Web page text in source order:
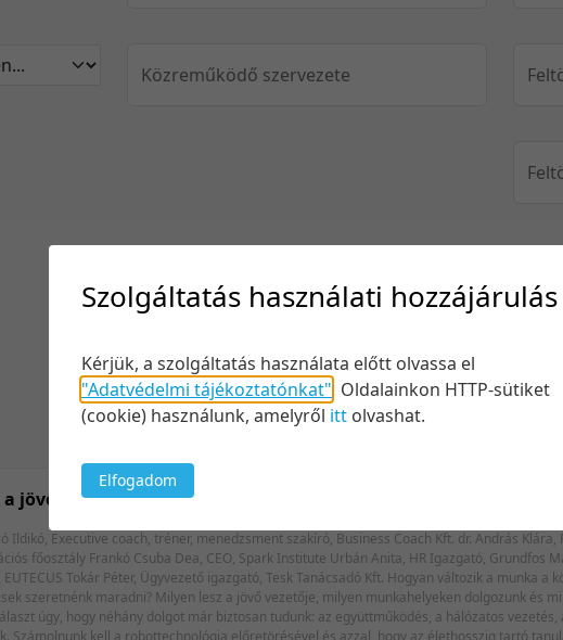
Közreműködő szervezete
Keresés
20
20 tétel/
50 tétel/
100
jövőbe! A munka világa 2025-ben
coach, tréner, menedzsment szakíró, Business Coach Kft. dr. András Klára, Főosztályvezető, Egis Gyógyszergyár Zrt., HR fejlesztési
HR Igazgató, Grundfos Magyarország Kft. Juhász István, Vice President of Sales
a munka a következő években és nekünk hogyan kell változnunk, ha
szeretnénk maradni? Milyen lesz a jövő vezetője, milyen munkahelyeken dolgozunk és
úgy, hogy néhány dolgot már biztosan tudunk: az együttműködés, a hálózatos
Számolnunk kell a robottechnológia előretörésével és azzal, hogy az élethosszig tartó
Szolgáltatás használati hozzájárulás
Kérjük, a szolgáltatás használata előtt olvassa el
"Adatvédelmi tájékoztatónkat" Oldalainkon HTTP-sütiket
(cookie) használunk, amelyről itt olvashat.
Elfogadom